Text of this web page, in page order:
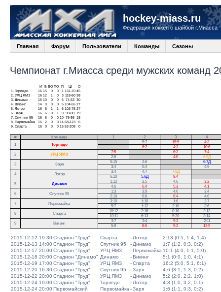
hockey-miass.ru
Федерация хоккея с шайбой г.Миасса
Главная Форум Пользователи Команды Сезоны
Чемпионат г.Миасса среди мужских команд
И В ВО ПО П
О
1.
Торпедо 16 15 0 0 1 131-70 45
2. УРЦ ЯМЗ 16 12 1 0 3 118-60 38
3.
Динамо 15 10 0 0 5 74-53 30
4.
Викинг 14 9 0 0 5 104-55 27
5. Лотор 16 8 1 1 6 103-75 27
6. Заря 16 6 0 1 9 90-90 19
7. Спутник 95 16 6 0 0 10 79-86 18
8.
Первомайка 16 2 0 0 14 68-123
6
9. Спарта 15 0 0 0 15 53-208 0
# Команда 1 2 3
4
1
Торпедо
5:7 15:5
4:3
6:2 4:3
10:6
2
УРЦ ЯМЗ
7:5 6:2
7:4
2:6
4:0
6:5Д
3
Заря
5:15 2:6
6:7Д
3:4
0:4
4:9
4
Лотор
3:4 4:7 7:6Д
6:10
5:6Д 9:4
5
Динамо
1:12 2:5 4:6
3:2
4:6
6:4 5:3
4:1
6
Спутник 95
1:3 3:9 4:6
3:4
2:10
6:8 6:4
4:6
7
Первомайка
3:10 1:10 1:6
2:7
5:7
1:12 2:10
3:6
8
Спарта
10:12 2:16 0:10
2:13
10:11
6:13 5:20
3:14
9
Викинг
3:7 3:4 9:3
2:11
5:9
8:5 9:2 12:5
2015-12-12 19:30Стадион "Труд" Спарта - Лотор
2:13 (0:5, 1:4, 1:4)
2015-12-13 14:00Стадион "Труд" Спутник 95 - Динамо
1:7 (1:2, 0:3, 0:2)
2015-12-17 20:00Стадион "Труд" УРЦ ЯМЗ -Первомайка 10:1 (4:0, 1:1, 5:0)
2015-12-18 20:00Стадион "Динамо" Динамо -Викинг
5:1 (0:0, 1:0, 4:1)
2015-12-19 17:00Стадион "Труд" УРЦ ЯМЗ -Спарта
16:2 (5:0, 5:1, 6:1)
2015-12-20 16:30Стадион "Труд" Спутник 95 -Заря
4:6 (3:1, 1:3, 0:2)
2015-12-22 20:00Стадион "Труд" УРЦ ЯМЗ - Динамо
5:2 (2:0, 2:2, 1:0)
2015-12-24 19:00Стадион "Труд" Торпедо - Лотор
4:3 (1:0, 3:2, 0:1)
2015-12-24 20:00Первомайский Первомайка -Заря
1:6 (1:1, 0:3, 0:2)